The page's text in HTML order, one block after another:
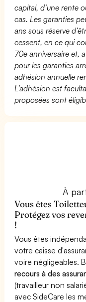
capital, d’une rente
cas. Les garanties
ans sous réserve
cessent, en ce qui
70e anniversaire et,
pour les garanties
adhésion annuelle
L’adhésion est
proposées sont
À
Vous êtes
Protégez vos
!
Vous êtes
votre caisse
voire négligeables.
recours à des
(travailleur non
avec SideCare les